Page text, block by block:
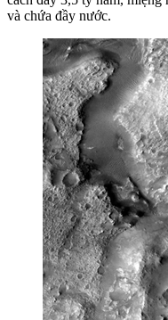
và chứa đầy nước.